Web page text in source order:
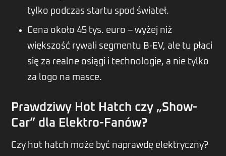
tylko podczas startu spod świateł.
Cena około 45 tys. euro – wyżej niż
większość rywali segmentu B-EV, ale tu płaci
się za realne osiągi i technologie, a nie tylko
za logo na masce.
Prawdziwy Hot Hatch czy „Show-
Car” dla Elektro-Fanów?
Czy hot hatch może być naprawdę elektryczny?